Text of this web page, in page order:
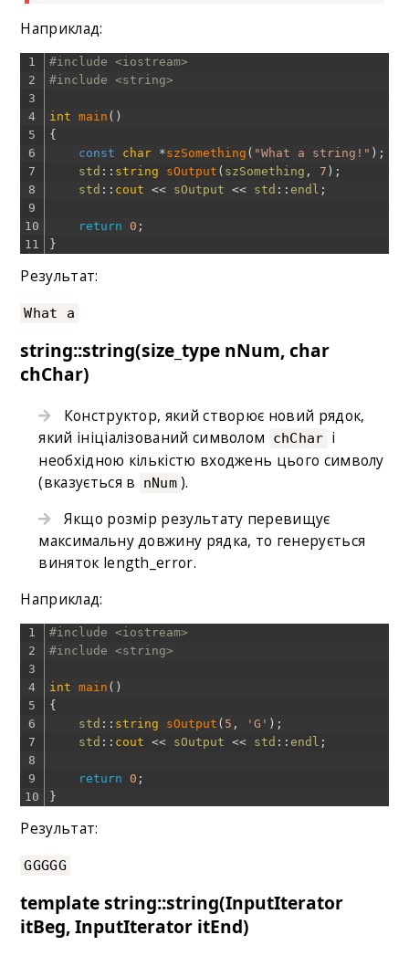
Наприклад:
1
2
3
4
5
6
7
8
9
10
11
#include <iostream>
#include <string>
int main ( )
{
const
char *szSomething ( "What a string!" ) ;
std :: string sOutput ( szSomething , 7 ) ;
std :: cout << sOutput << std ::endl ;
return 0 ;
}
Результат:
What a
string::string(size_type nNum, char
chChar)
Конструктор, який створює новий рядок,
який ініціалізований символом
chChar і
необхідною кількістю входжень цього символу
(вказується в
nNum ).
Якщо розмір результату перевищує
максимальну довжину рядка, то генерується
виняток length_error.
Наприклад:
1
2
3
4
5
6
7
8
9
10
#include <iostream>
#include <string>
int main ( )
{
std :: string sOutput ( 5 , 'G' ) ;
std :: cout << sOutput << std ::endl ;
return 0 ;
}
Результат:
GGGGG
template string::string(InputIterator
itBeg, InputIterator itEnd)